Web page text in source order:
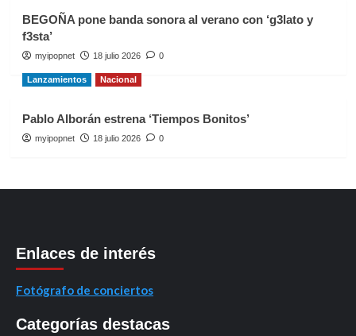
BEGOÑA pone banda sonora al verano con ‘g3lato y
f3sta’
myipopnet 18 julio 2026 0
Lanzamientos Nacional
Pablo Alborán estrena ‘Tiempos Bonitos’
myipopnet 18 julio 2026 0
Enlaces de interés
Fotógrafo de conciertos
Categorías destacas